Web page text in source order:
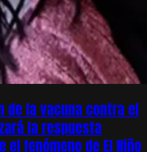
de la vacuna contra el
la respuesta
fenómeno de El Niño